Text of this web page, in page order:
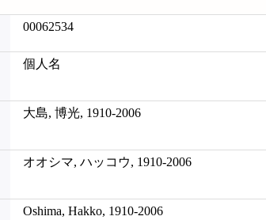
00062534
個人名
大島, 博光, 1910-2006
オオシマ, ハッコウ, 1910-2006
Oshima, Hakko, 1910-2006